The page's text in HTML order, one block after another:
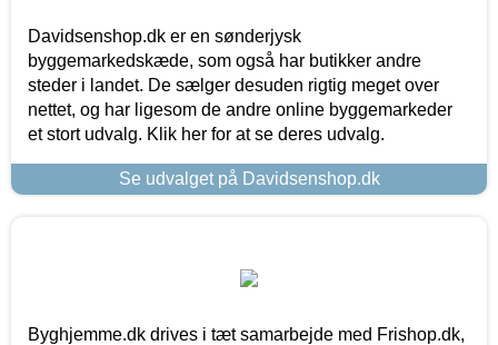
Davidsenshop.dk er en sønderjysk
byggemarkedskæde, som også har butikker andre
steder i landet. De sælger desuden rigtig meget over
nettet, og har ligesom de andre online byggemarkeder
et stort udvalg. Klik her for at se deres udvalg.
Se udvalget på Davidsenshop.dk
Byghjemme.dk drives i tæt samarbejde med Frishop.dk,